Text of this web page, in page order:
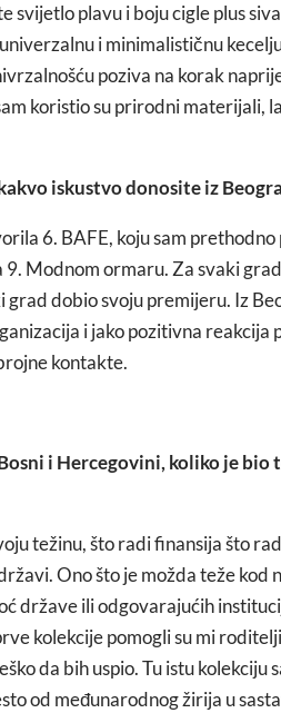
svijetlo plavu i boju cigle plus
i minimalističnu
poziva na korak
koristio su prirodni materijali,
iskustvo donosite iz
6. BAFE, koju sam
Modnom ormaru. Za svaki
grad dobio svoju premijeru. Iz
i jako pozitivna reakcija
kontakte.
i Hercegovini, koliko je
težinu, što radi finansija što
Ono što je možda teže kod
države ili odgovarajućih
kolekcije pomogli su mi
da bih uspio. Tu istu kolekciju
od međunarodnog žirija u